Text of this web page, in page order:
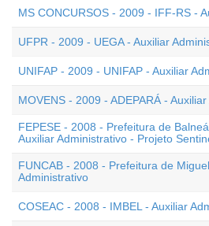
MS CONCURSOS - 2009 - IFF-RS -
UFPR - 2009 - UEGA - Auxiliar
UNIFAP - 2009 - UNIFAP - Auxiliar
MOVENS - 2009 - ADEPARÁ -
FEPESE - 2008 - Prefeitura de
Auxiliar Administrativo - Projeto
FUNCAB - 2008 - Prefeitura de
Administrativo
COSEAC - 2008 - IMBEL - Auxiliar